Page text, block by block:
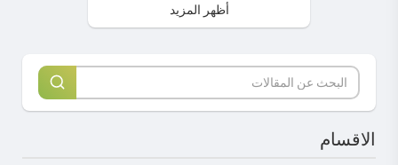
أظهر المزيد
الاقسام